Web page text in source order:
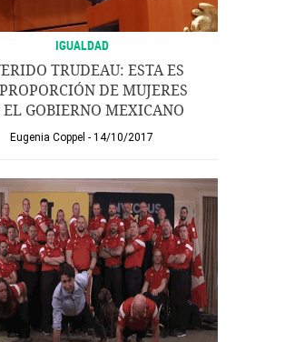
IGUALDAD
TRUDEAU: ESTA ES
DE MUJERES
EL GOBIERNO MEXICANO
Eugenia Coppel 14/10/2017